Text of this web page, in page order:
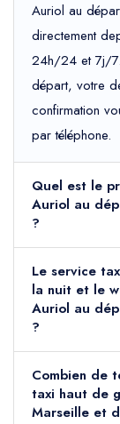
Auriol au
directement
24h/24 et 7j/
départ, votre
confirmation
par téléphone.
Quel est le
Auriol au
?
Le service
la nuit et le
Auriol au
?
Combien de
taxi haut de
Marseille et